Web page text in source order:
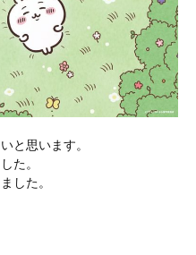
と思います。
た。
した。